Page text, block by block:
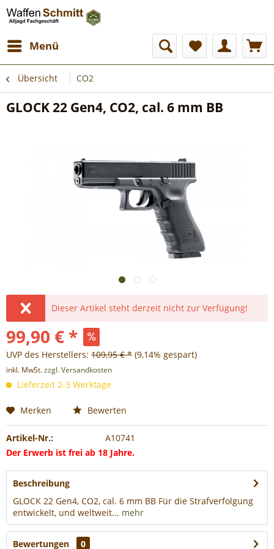
Menü
Übersicht CO2
GLOCK 22 Gen4, CO2, cal. 6 mm BB
Dieser Artikel steht derzeit nicht zur Verfügung!
99,90 € *
UVP des Herstellers: 109,95 € * (9,14% gespart)
inkl. MwSt.zzgl. Versandkosten
Lieferzeit 2-3 Werktage
Merken Bewerten
Artikel-Nr.:
A10741
Der Erwerb ist frei ab 18 Jahre.
Beschreibung
GLOCK 22 Gen4, CO2, cal. 6 mm BB Für die Strafverfolgung
entwickelt, und weltweit... mehr
Bewertungen 0